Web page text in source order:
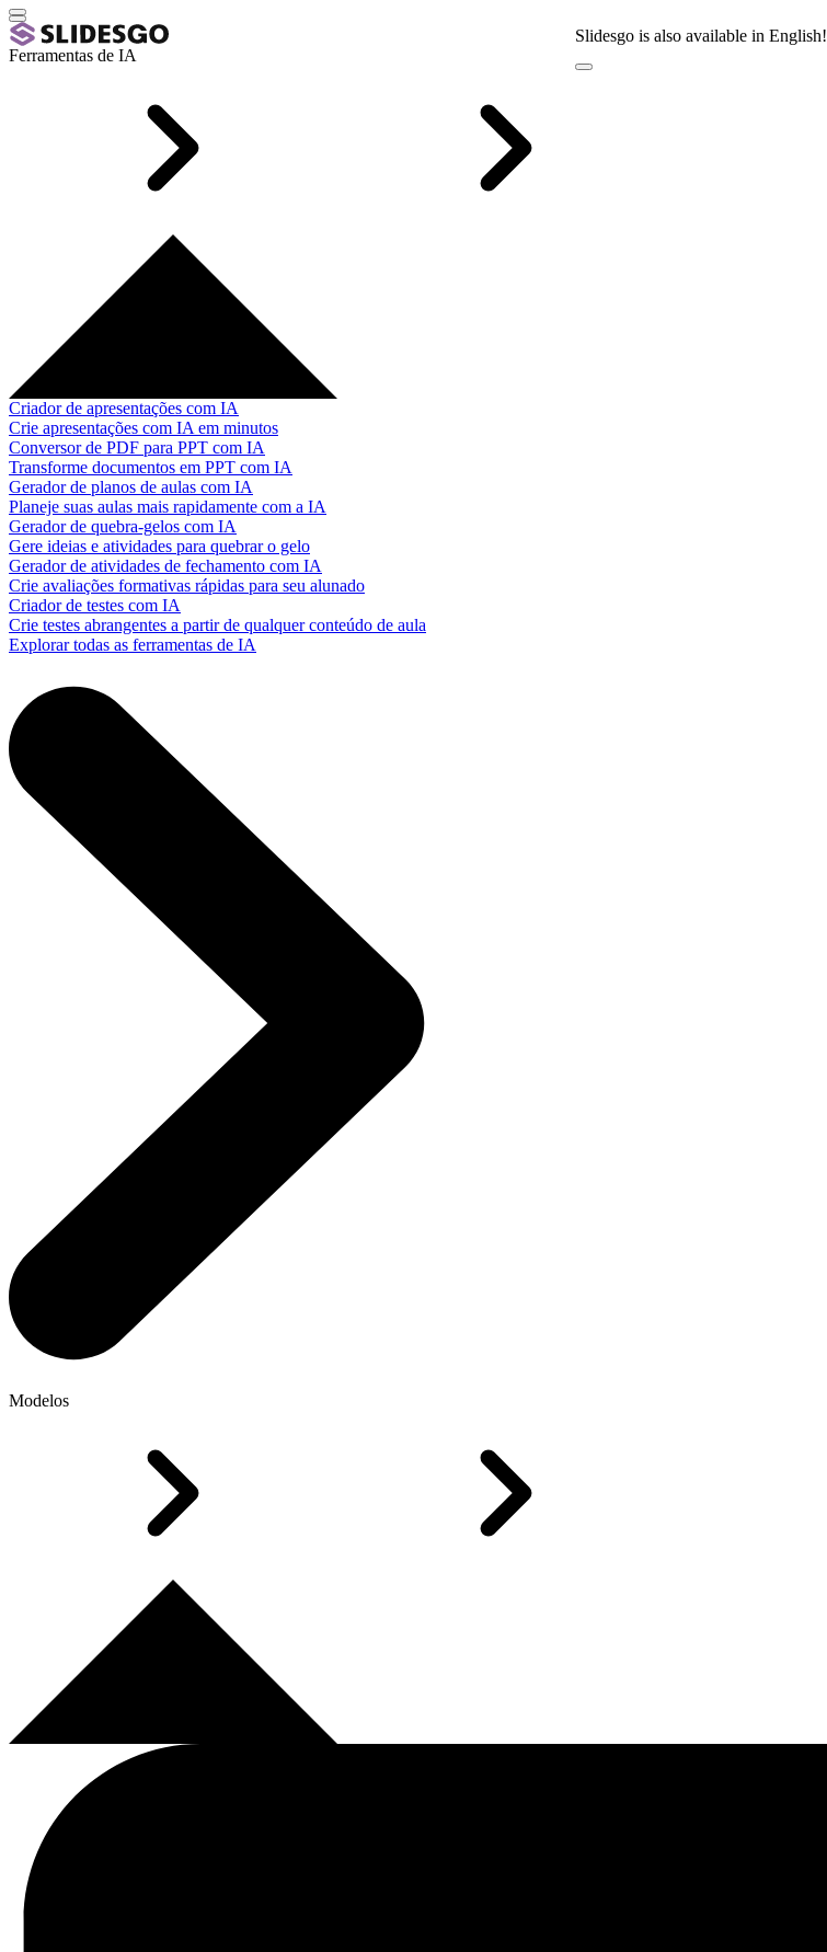
Slidesgo is also available in English!
Ferramentas de IA
Criador de apresentações com IA
Crie apresentações com IA em minutos
Conversor de PDF para PPT com IA
Transforme documentos em PPT com IA
Gerador de planos de aulas com IA
Planeje suas aulas mais rapidamente com a IA
Gerador de quebra-gelos com IA
Gere ideias e atividades para quebrar o gelo
Gerador de atividades de fechamento com IA
Crie avaliações formativas rápidas para seu alunado
Criador de testes com IA
Crie testes abrangentes a partir de qualquer conteúdo de aula
Explorar todas as ferramentas de IA
Modelos